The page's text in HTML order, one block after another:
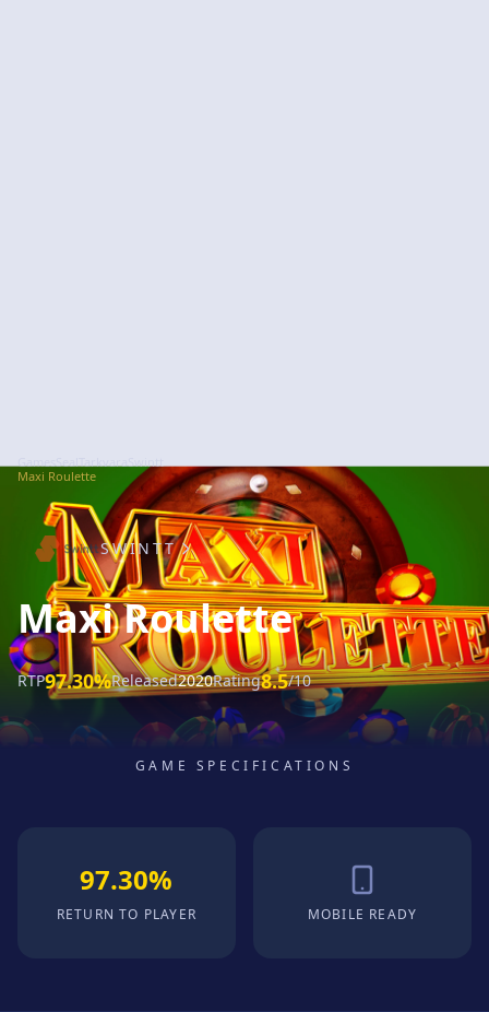
Maxi Roulette
SWINTT
Maxi Roulette
RTP97.30%Released2020Rating8.5/10
GAME SPECIFICATIONS
97.30%
RETURN TO PLAYER MOBILE READY